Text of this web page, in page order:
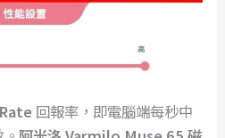
回報率，即電腦端每秒中